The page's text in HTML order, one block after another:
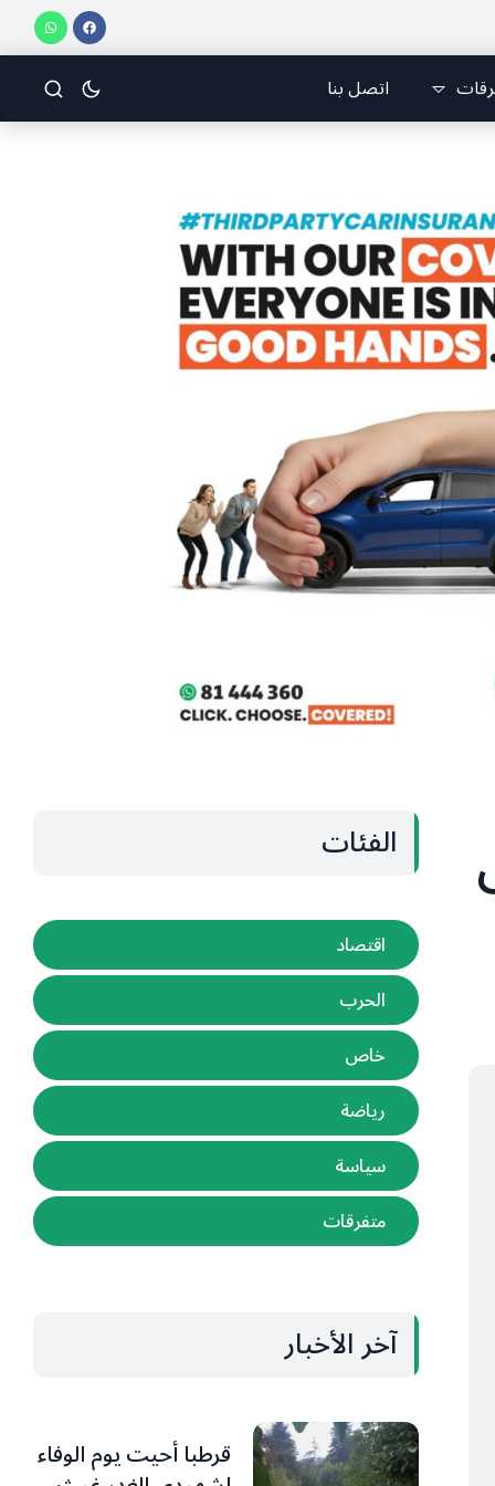
اتصل بنا
الفئات
اقتصاد
الحرب
خاص
رياضة
سياسة
متفرقات
آخر الأخبار
قرطبا أحيت يوم الوفاء